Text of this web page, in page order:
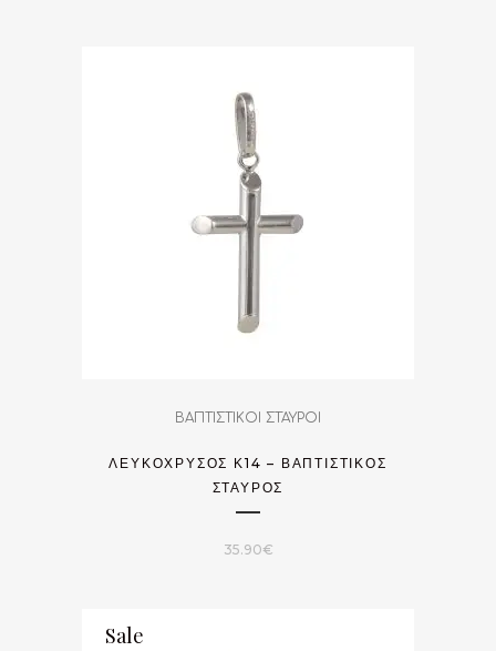
ΒΑΠΤΙΣΤΙΚΟΙ ΣΤΑΥΡΟΙ
ΛΕΥΚΌΧΡΥΣΟΣ Κ14 – ΒΑΠΤΙΣΤΙΚΌΣ
ΣΤΑΎΡΟΣ
35.90€
Sale